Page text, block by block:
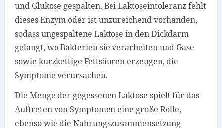
und Glukose gespalten. Bei Laktoseintoleranz fehlt
dieses Enzym oder ist unzureichend vorhanden,
sodass ungespaltene Laktose in den Dickdarm
gelangt, wo Bakterien sie verarbeiten und Gase
sowie kurzkettige Fettsäuren erzeugen, die
Symptome verursachen.
Die Menge der gegessenen Laktose spielt für das
Auftreten von Symptomen eine große Rolle,
ebenso wie die Nahrungszusammensetzung